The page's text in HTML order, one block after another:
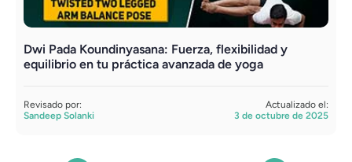
Dwi Pada Koundinyasana: Fuerza, flexibilidad y
equilibrio en tu práctica avanzada de yoga
Revisado por:
Sandeep Solanki
Actualizado el:
3 de octubre de 2025